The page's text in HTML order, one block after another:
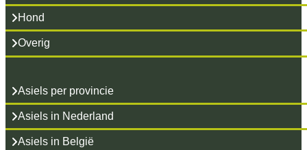
Hond
Overig
Asiels per provincie
Asiels in Nederland
Asiels in België